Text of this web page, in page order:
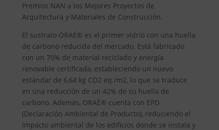
Premios NAN a los Mejores Proyectos de
Arquitectura y Materiales de Construcción.
El sustrato ORAÉ® es el primer vidrio con una huella
de carbono reducida del mercado. Está fabricado
con un 70% de material reciclado y energía
renovable certificada, estableciendo un nuevo
estándar de 6,64 kg CO2 eq./m2, lo que se traduce
en una reducción de un 42% de su huella de
carbono. Además, ORAÉ® cuenta con EPD
(Declaración Ambiental de Producto), reduciendo el
impacto ambiental de los edificios donde se instala y